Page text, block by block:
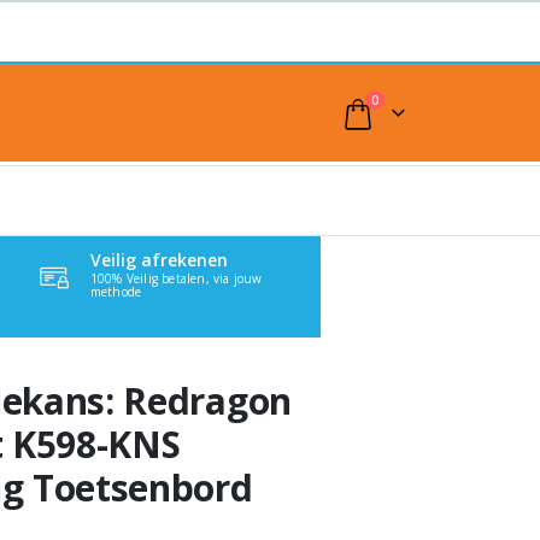
0
Veilig afrekenen
100% Veilig betalen, via jouw
methode
Redragon
KNS
Toetsenbord